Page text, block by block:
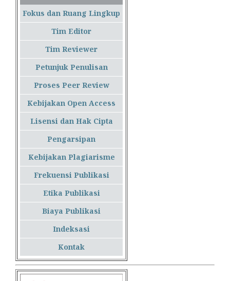
Fokus dan Ruang Lingkup
Tim Editor
Tim Reviewer
Petunjuk Penulisan
Proses Peer Review
Kebijakan Open Access
Lisensi dan Hak Cipta
Pengarsipan
Kebijakan Plagiarisme
Frekuensi Publikasi
Etika Publikasi
Biaya Publikasi
Indeksasi
Kontak